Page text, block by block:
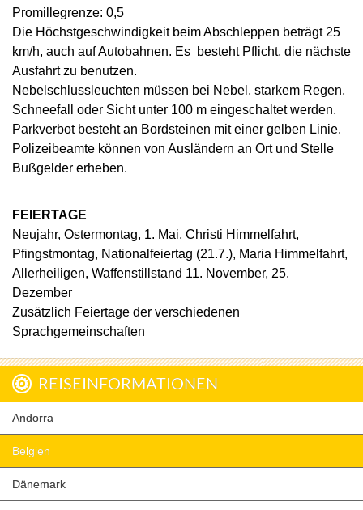
Promillegrenze: 0,5
Die Höchstgeschwindigkeit beim Abschleppen beträgt 25
km/h, auch auf Autobahnen. Es besteht Pflicht, die nächste
Ausfahrt zu benutzen.
Nebelschlussleuchten müssen bei Nebel, starkem Regen,
Schneefall oder Sicht unter 100 m eingeschaltet werden.
Parkverbot besteht an Bordsteinen mit einer gelben Linie.
Polizeibeamte können von Ausländern an Ort und Stelle
Bußgelder erheben.
FEIERTAGE
Neujahr, Ostermontag, 1. Mai, Christi Himmelfahrt,
Pfingstmontag, Nationalfeiertag (21.7.), Maria Himmelfahrt,
Allerheiligen, Waffenstillstand 11. November, 25.
Dezember
Zusätzlich Feiertage der verschiedenen
Sprachgemeinschaften
REISEINFORMATIONEN
Andorra
Belgien
Dänemark